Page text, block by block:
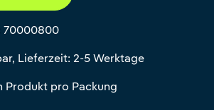
70000800
Lieferzeit: 2-5 Werktage
Produkt pro Packung